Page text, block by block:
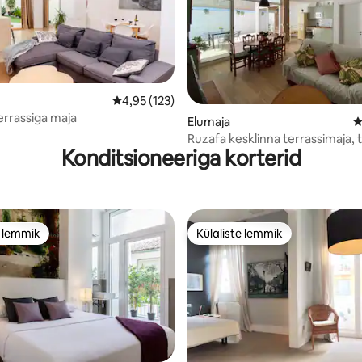
107 hinnangut
Keskmine hinnang 4,95/5, 123 hinnangut
4,95 (123)
maja
Elumaja
Ruzafa kesklinna terrassimaja,
okeanograafia
Konditsioneeriga korterid
Külaliste lemmik
Külaliste lemmik